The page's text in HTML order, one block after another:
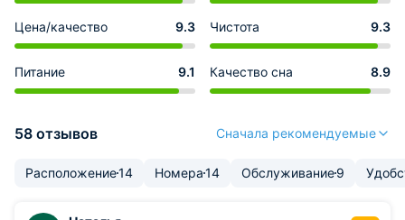
Цена/качество 9.3 Чистота 9.3
Питание 9.1 Качество сна 8.9
58 отзывов Сначала рекомендуемые
Расположение14 Номера14 Обслуживание9